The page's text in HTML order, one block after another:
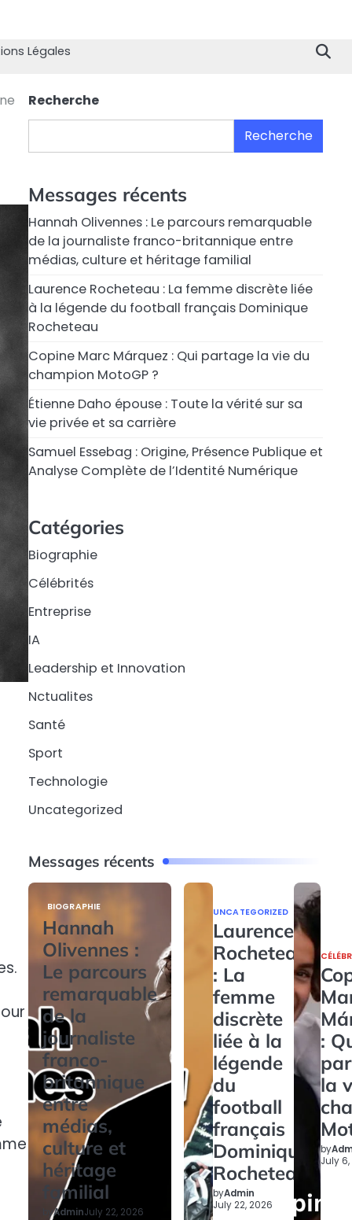
Légales
Recherche
Recherche
Messages récents
Hannah Olivennes : Le parcours remarquable
de la journaliste franco-britannique entre
médias, culture et héritage familial
Laurence Rocheteau : La femme discrète liée
à la légende du football français Dominique
Rocheteau
Copine Marc Márquez : Qui partage la vie du
champion MotoGP ?
Étienne Daho épouse : Toute la vérité sur sa
vie privée et sa carrière
Samuel Essebag : Origine, Présence Publique et
Analyse Complète de l’Identité Numérique
Catégories
Biographie
Célébrités
Entreprise
IA
Leadership et Innovation
Nctualites
Santé
Sport
Technologie
Uncategorized
Messages récents
BIOGRAPHIE
Hannah
Olivennes :
Le parcours
remarquable
de la
journaliste
franco-
britannique
entre
médias,
culture et
héritage
familial
byAdminJuly 22, 2026
UNCATEGORIZED
Laurence
Rocheteau
: La
femme
discrète
liée à la
légende
du
football
français
Dominique
Rocheteau
byAdmin
July 22, 2026
:
la
by
July